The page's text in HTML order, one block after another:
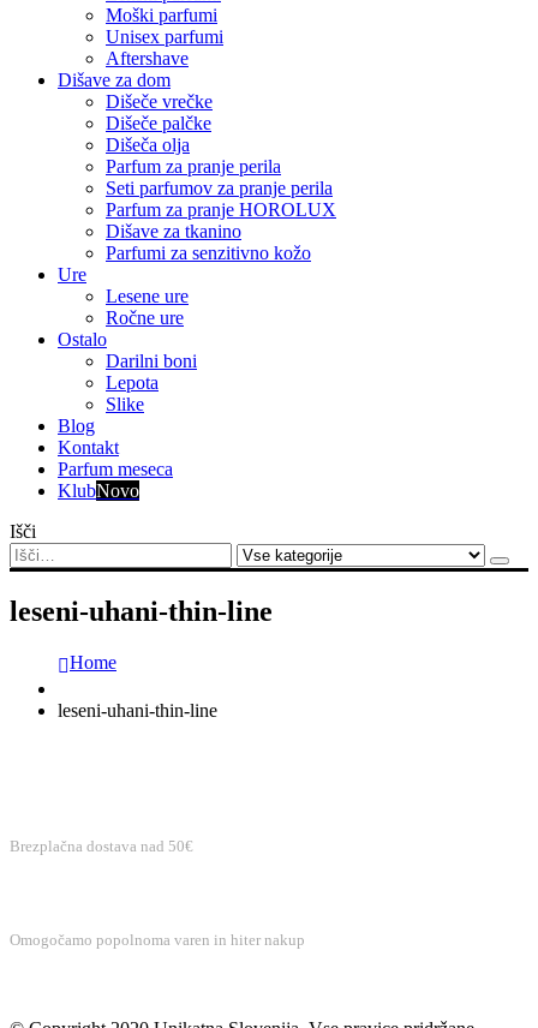
Moški parfumi
Unisex parfumi
Aftershave
Dišave za dom
Dišeče vrečke
Dišeče palčke
Dišeča olja
Parfum za pranje perila
Seti parfumov za pranje perila
Parfum za pranje HOROLUX
Dišave za tkanino
Parfumi za senzitivno kožo
Ure
Lesene ure
Ročne ure
Ostalo
Darilni boni
Lepota
Slike
Blog
Kontakt
Parfum meseca
KlubNovo
Išči
leseni-uhani-thin-line
Home
leseni-uhani-thin-line
Brezplačna dostava nad 50€
Omogočamo popolnoma varen in hiter nakup